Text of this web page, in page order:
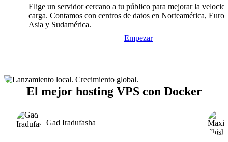
Elige un servidor cercano a tu público para mejorar la
carga. Contamos con centros de datos en Norteamérica,
Asia y Sudamérica.
Empezar
El mejor hosting VPS con Docker
Gad Iradufasha